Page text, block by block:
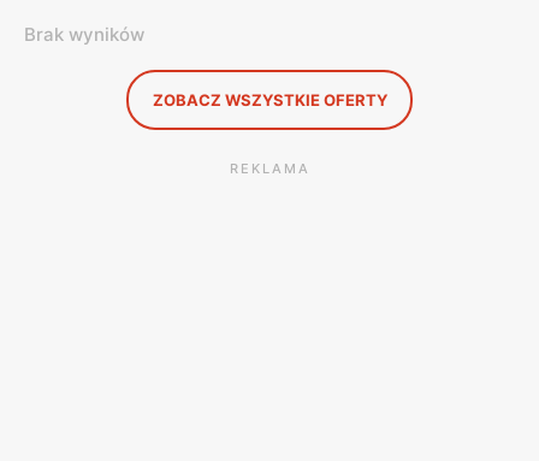
Brak wyników
ZOBACZ WSZYSTKIE OFERTY
REKLAMA